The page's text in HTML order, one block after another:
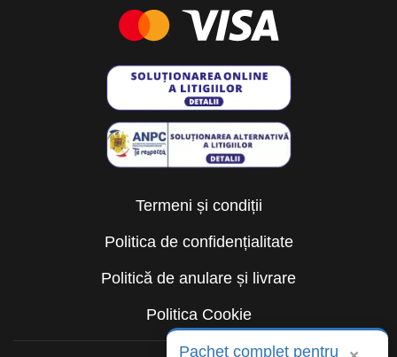
Termeni și condiții
Politica de confidențialitate
Politică de anulare și livrare
Politica Cookie
Pachet complet pentru